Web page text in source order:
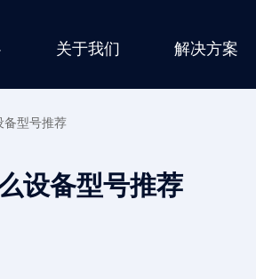
关于我们 解决方案
备型号推荐
设备型号推荐